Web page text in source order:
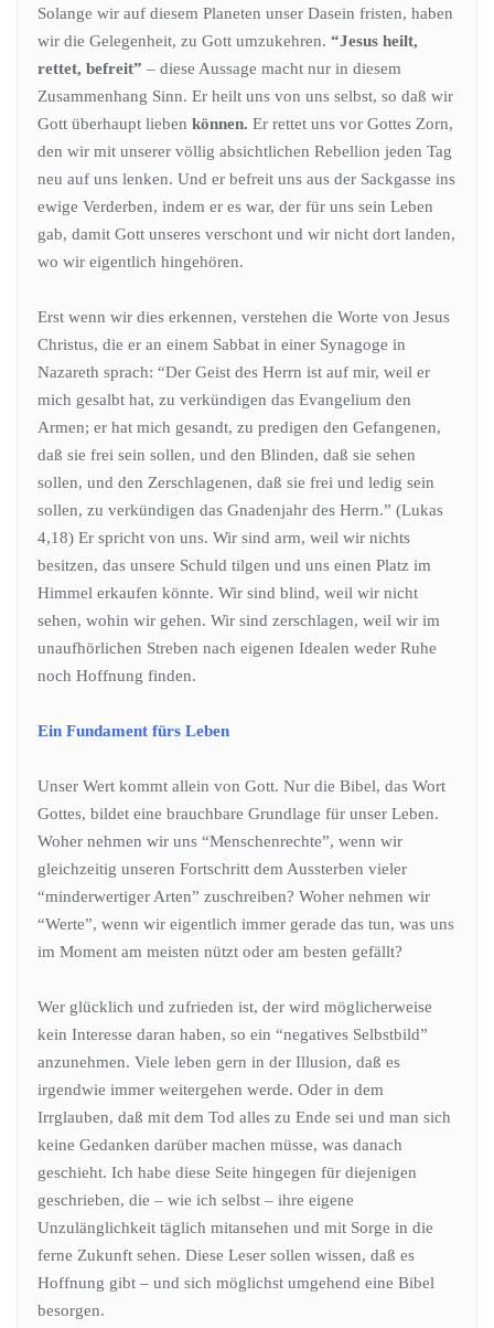
Solange wir auf diesem Planeten unser Dasein fristen, haben
wir die Gelegenheit, zu Gott umzukehren. “Jesus heilt,
rettet, befreit” – diese Aussage macht nur in diesem
Zusammenhang Sinn. Er heilt uns von uns selbst, so daß wir
Gott überhaupt lieben können. Er rettet uns vor Gottes Zorn,
den wir mit unserer völlig absichtlichen Rebellion jeden Tag
neu auf uns lenken. Und er befreit uns aus der Sackgasse ins
ewige Verderben, indem er es war, der für uns sein Leben
gab, damit Gott unseres verschont und wir nicht dort landen,
wo wir eigentlich hingehören.
Erst wenn wir dies erkennen, verstehen die Worte von Jesus
Christus, die er an einem Sabbat in einer Synagoge in
Nazareth sprach: “Der Geist des Herrn ist auf mir, weil er
mich gesalbt hat, zu verkündigen das Evangelium den
Armen; er hat mich gesandt, zu predigen den Gefangenen,
daß sie frei sein sollen, und den Blinden, daß sie sehen
sollen, und den Zerschlagenen, daß sie frei und ledig sein
sollen, zu verkündigen das Gnadenjahr des Herrn.” (Lukas
4,18) Er spricht von uns. Wir sind arm, weil wir nichts
besitzen, das unsere Schuld tilgen und uns einen Platz im
Himmel erkaufen könnte. Wir sind blind, weil wir nicht
sehen, wohin wir gehen. Wir sind zerschlagen, weil wir im
unaufhörlichen Streben nach eigenen Idealen weder Ruhe
noch Hoffnung finden.
Ein Fundament fürs Leben
Unser Wert kommt allein von Gott. Nur die Bibel, das Wort
Gottes, bildet eine brauchbare Grundlage für unser Leben.
Woher nehmen wir uns “Menschenrechte”, wenn wir
gleichzeitig unseren Fortschritt dem Aussterben vieler
“minderwertiger Arten” zuschreiben? Woher nehmen wir
“Werte”, wenn wir eigentlich immer gerade das tun, was uns
im Moment am meisten nützt oder am besten gefällt?
Wer glücklich und zufrieden ist, der wird möglicherweise
kein Interesse daran haben, so ein “negatives Selbstbild”
anzunehmen. Viele leben gern in der Illusion, daß es
irgendwie immer weitergehen werde. Oder in dem
Irrglauben, daß mit dem Tod alles zu Ende sei und man sich
keine Gedanken darüber machen müsse, was danach
geschieht. Ich habe diese Seite hingegen für diejenigen
geschrieben, die – wie ich selbst – ihre eigene
Unzulänglichkeit täglich mitansehen und mit Sorge in die
ferne Zukunft sehen. Diese Leser sollen wissen, daß es
Hoffnung gibt – und sich möglichst umgehend eine Bibel
besorgen.